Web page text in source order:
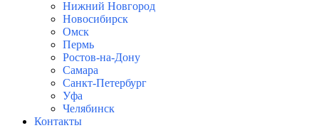
Нижний Новгород
Новосибирск
Омск
Пермь
Ростов-на-Дону
Самара
Санкт-Петербург
Уфа
Челябинск
Контакты